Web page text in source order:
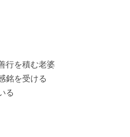
行を積む老婆
銘を受ける
る